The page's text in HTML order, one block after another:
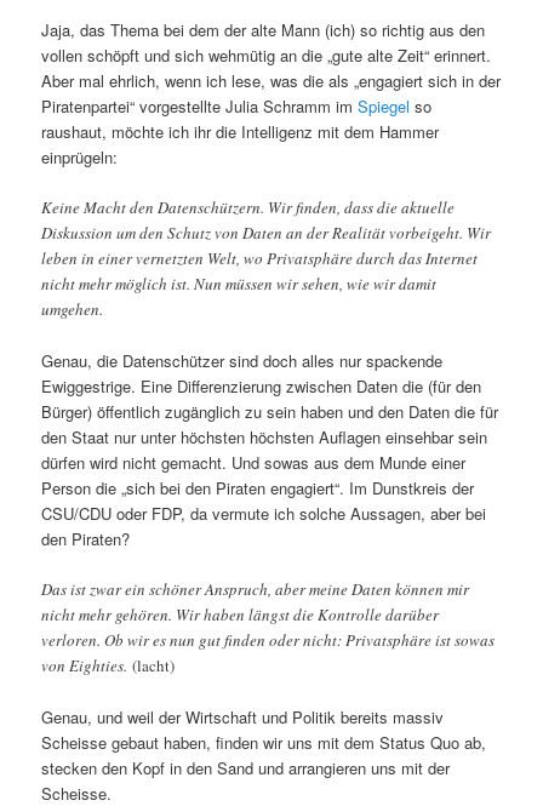
Jaja, das Thema bei dem der alte Mann (ich) so richtig aus den
vollen schöpft und sich wehmütig an die „gute alte Zeit“ erinnert.
Aber mal ehrlich, wenn ich lese, was die als „engagiert sich in der
Piratenpartei“ vorgestellte Julia Schramm imSpiegel so
raushaut, möchte ich ihr die Intelligenz mit dem Hammer
einprügeln:
Keine Macht den Datenschützern. Wir finden, dass die aktuelle
Diskussion um den Schutz von Daten an der Realität vorbeigeht. Wir
leben in einer vernetzten Welt, wo Privatsphäre durch das Internet
nicht mehr möglich ist. Nun müssen wir sehen, wie wir damit
umgehen.
Genau, die Datenschützer sind doch alles nur spackende
Ewiggestrige. Eine Differenzierung zwischen Daten die (für den
Bürger) öffentlich zugänglich zu sein haben und den Daten die für
den Staat nur unter höchsten höchsten Auflagen einsehbar sein
dürfen wird nicht gemacht. Und sowas aus dem Munde einer
Person die „sich bei den Piraten engagiert“. Im Dunstkreis der
CSU/CDU oder FDP, da vermute ich solche Aussagen, aber bei
den Piraten?
Das ist zwar ein schöner Anspruch, aber meine Daten können mir
nicht mehr gehören. Wir haben längst die Kontrolle darüber
verloren. Ob wir es nun gut finden oder nicht: Privatsphäre ist sowas
von Eighties.(lacht)
Genau, und weil der Wirtschaft und Politik bereits massiv
Scheisse gebaut haben, finden wir uns mit dem Status Quo ab,
stecken den Kopf in den Sand und arrangieren uns mit der
Scheisse.